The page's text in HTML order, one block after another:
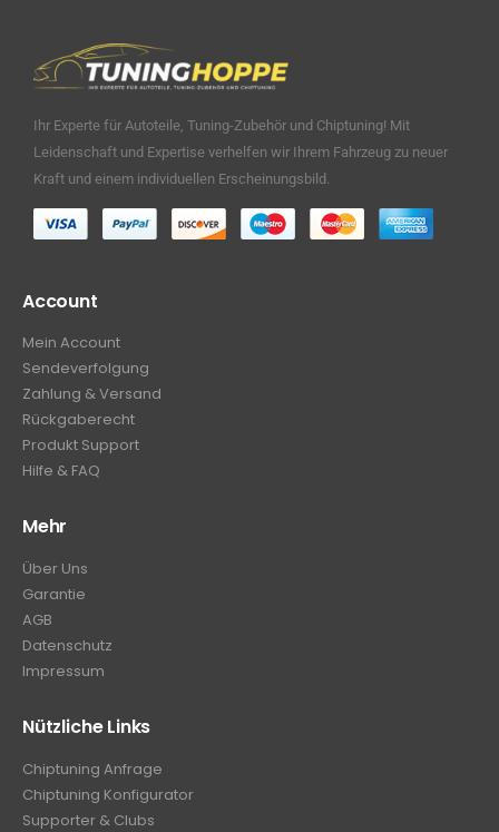
Ihr Experte für Autoteile, Tuning-Zubehör und Chiptuning! Mit
Leidenschaft und Expertise verhelfen wir Ihrem Fahrzeug zu neuer
Kraft und einem individuellen Erscheinungsbild.
Account
Mein Account
Sendeverfolgung
Zahlung & Versand
Rückgaberecht
Produkt Support
Hilfe & FAQ
Mehr
Über Uns
Garantie
AGB
Datenschutz
Impressum
Nützliche Links
Chiptuning Anfrage
Chiptuning Konfigurator
Supporter & Clubs